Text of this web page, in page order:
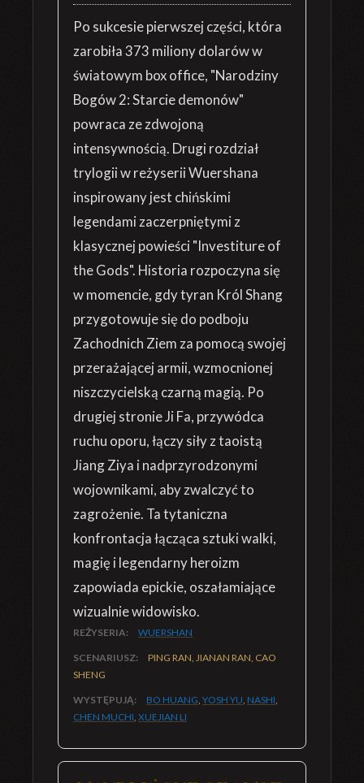
Po sukcesie pierwszej części, która
zarobiła 373 miliony dolarów w
światowym box office, "Narodziny
Bogów 2: Starcie demonów"
powraca ze zdwojoną
intensywnością. Drugi rozdział
trylogii w reżyserii Wuershana
inspirowany jest chińskimi
legendami zaczerpniętymi z
klasycznej powieści "Investiture of
the Gods". Historia rozpoczyna się
w momencie, gdy tyran Król Shang
przygotowuje się do podboju
Zachodnich Ziem za pomocą swojej
przerażającej armii, wzmocnionej
niszczycielską czarną magią. Po
drugiej stronie Ji Fa, przywódca
ruchu oporu, łączy siły z taoistą
Jiang Ziya i nadprzyrodzonymi
wojownikami, aby zwalczyć to
zagrożenie. Ta tytaniczna
konfrontacja łącząca sztuki walki,
magię i legendarny heroizm
zapowiada epickie, oszałamiające
wizualnie widowisko.
REŻYSERIA: WUERSHAN
SCENARIUSZ:
PING RAN, JIANAN RAN, CAO
SHENG
WYSTĘPUJĄ: BO HUANG, YOSH YU, NASHI,
CHEN MUCHI, XUEJIAN LI